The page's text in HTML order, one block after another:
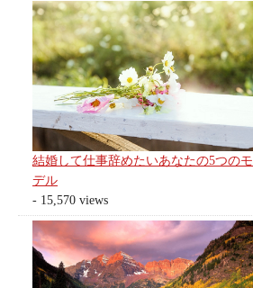
結婚して仕事辞めたいあなたの5つのモ
デル
- 15,570 views